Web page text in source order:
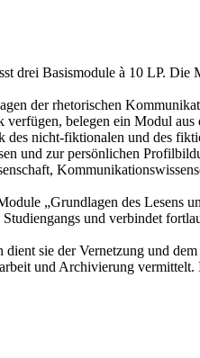
drei Basismodule à 10 LP.
der rhetorischen
belegen ein Modul aus
nicht-fiktionalen und des
und zur persönlichen
„Grundlagen des
und verbindet
sie der Vernetzung und
und Archivierung